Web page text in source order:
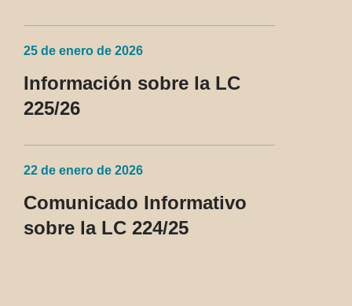
25 de enero de 2026
Información sobre la LC
225/26
22 de enero de 2026
Comunicado Informativo
sobre la LC 224/25